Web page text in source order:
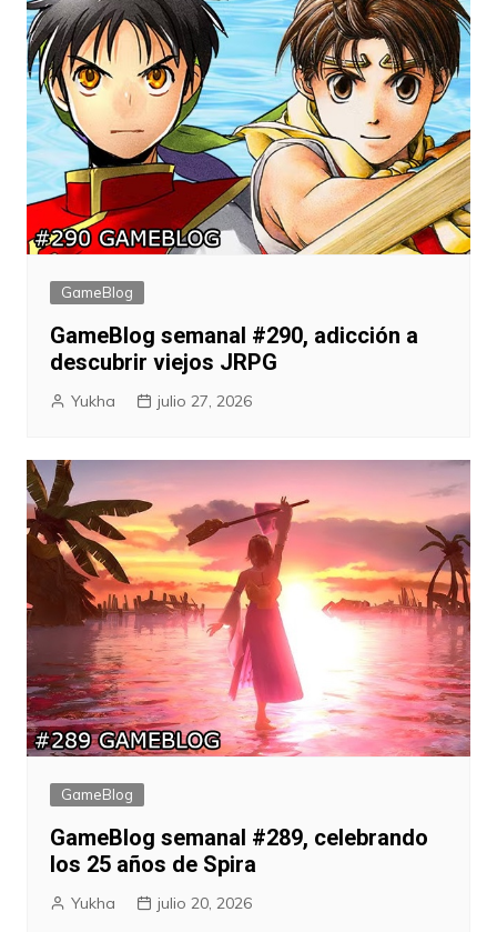
GameBlog
GameBlog semanal #290, adicción a
descubrir viejos JRPG
Yukha julio 27, 2026
GameBlog
GameBlog semanal #289, celebrando
los 25 años de Spira
Yukha julio 20, 2026